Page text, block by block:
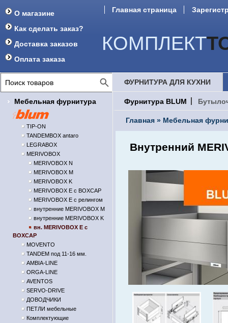
О магазине
Как сделать заказ?
Доставка заказов
Оплата заказа
Главная страница
КОМПЛЕКТ
Мебельная фурнитура
TIP-ON
TANDEMBOX antaro
LEGRABOX
MERIVOBOX
MERIVOBOX N
MERIVOBOX M
MERIVOBOX K
MERIVOBOX E с BOXCAP
MERIVOBOX E с релингом
внутренние MERIVOBOX M
внутренние MERIVOBOX K
вн. MERIVOBOX E с
BOXCAP
MOVENTO
TANDEM под 11-16 мм.
AMBIA-LINE
ORGA-LINE
AVENTOS
SERVO-DRIVE
ДОВОДЧИКИ
ПЕТЛИ мебельные
Комплектующие
ФУРНИТУРА ДЛЯ КУХНИ
Фурнитура BLUM
Главная » Мебельная
Внутренний